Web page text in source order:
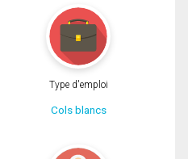
Type d'emploi
Cols blancs